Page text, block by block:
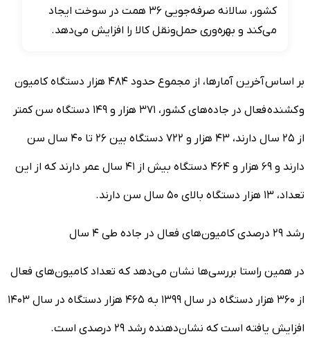
کشور، سالانه صرفه‌جویی ۳۶ همت در سوخت ایجاد
می‌کند و بهره‌وری حمل‌ونقل کالا را افزایش می‌دهد.
بر اساس آخرین آمارها، از مجموع حدود ۴۸۴ هزار دستگاه کامیون
و کشنده فعال در جاده‌های کشور، ۳۷۱ هزار و ۱۴۹ دستگاه سن کمتر
از ۲۵ سال دارند، ۴۳ هزار و ۷۲۲ دستگاه بین ۲۶ تا ۴۰ سال سن
دارند و ۶۹ هزار و ۴۶۴ دستگاه بیش از ۴۱ سال عمر دارند که از این
تعداد، ۱۳ هزار دستگاه بالای ۵۰ سال سن دارند.
رشد ۲۹ درصدی کامیون‌های فعال در جاده طی ۴ سال
در همین راستا بررسی‌ها نشان می‌دهد که تعداد کامیون‌های فعال
از ۳۶۰ هزار دستگاه در سال ۱۳۹۹ به ۴۶۵ هزار دستگاه در سال ۱۴۰۳
افزایش یافته است که نشان‌دهنده رشد ۲۹ درصدی است.